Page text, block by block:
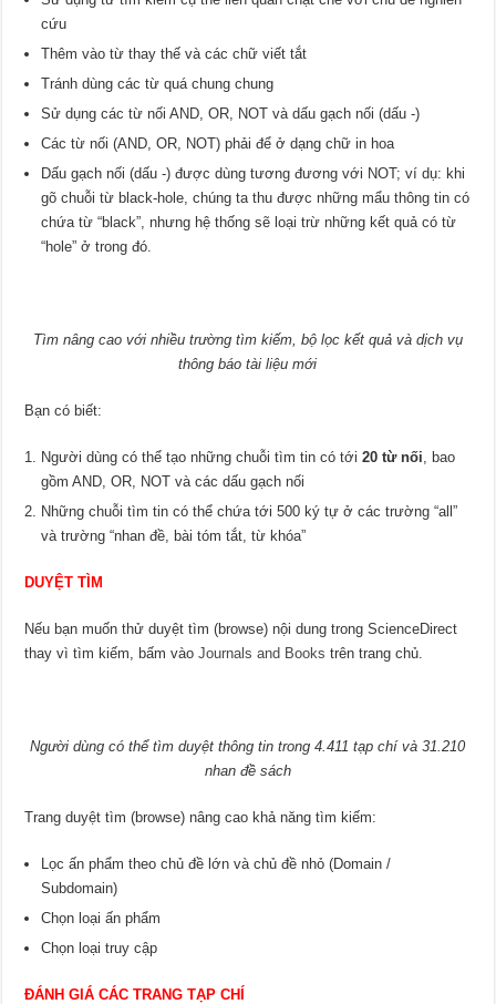
cứu
Thêm vào từ thay thế và các chữ viết tắt
Tránh dùng các từ quá chung chung
Sử dụng các từ nối AND, OR, NOT và dấu gạch nối (dấu -)
Các từ nối (AND, OR, NOT) phải để ở dạng chữ in hoa
Dấu gạch nối (dấu -) được dùng tương đương với NOT; ví dụ: khi
gõ chuỗi từ black-hole, chúng ta thu được những mẩu thông tin có
chứa từ “black”, nhưng hệ thống sẽ loại trừ những kết quả có từ
“hole” ở trong đó.
Tìm nâng cao với nhiều trường tìm kiếm, bộ lọc kết quả và dịch vụ
thông báo tài liệu mới
Bạn có biết:
Người dùng có thể tạo những chuỗi tìm tin có tới20 từ nối , bao
gồm AND, OR, NOT và các dấu gạch nối
Những chuỗi tìm tin có thể chứa tới 500 ký tự ở các trường “all”
và trường “nhan đề, bài tóm tắt, từ khóa”
DUYỆT TÌM
Nếu bạn muốn thử duyệt tìm (browse) nội dung trong ScienceDirect
thay vì tìm kiếm, bấm vàoJournals and Books trên trang chủ.
Người dùng có thể tìm duyệt thông tin trong 4.411 tạp chí và 31.210
nhan đề sách
Trang duyệt tìm (browse) nâng cao khả năng tìm kiếm:
Lọc ấn phẩm theo chủ đề lớn và chủ đề nhỏ (Domain /
Subdomain)
Chọn loại ấn phẩm
Chọn loại truy cập
ĐÁNH GIÁ CÁC TRANG TẠP CHÍ